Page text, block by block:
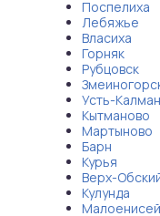
Поспелиха
Лебяжье
Власиха
Горняк
Рубцовск
Усть-
Кытманово
Мартыново
Барн
Курья
Верх-
Кулунда